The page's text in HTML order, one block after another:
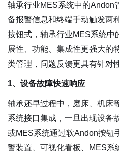
轴承行业MES系统中的Andon
备报警信息和终端手动触发两
按钮式，轴承行业MES系统中
展性、功能、集成性更强大的
类管理，问题反馈更具有针对性
1、设备故障快速响应
轴承还早过程中，磨床、机床
系统接口集成，一旦出现设备
或MES系统通过软Andon按钮
警装置、可视化看板、MES系